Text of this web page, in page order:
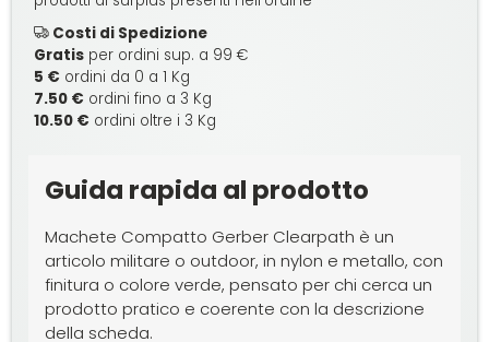
Costi di Spedizione
Gratis per ordini sup. a 99 €
5 € ordini da 0 a 1 Kg
7.50 € ordini fino a 3 Kg
10.50 € ordini oltre i 3 Kg
Guida rapida al prodotto
Machete Compatto Gerber Clearpath è un
articolo militare o outdoor, in nylon e metallo, con
finitura o colore verde, pensato per chi cerca un
prodotto pratico e coerente con la descrizione
della scheda.